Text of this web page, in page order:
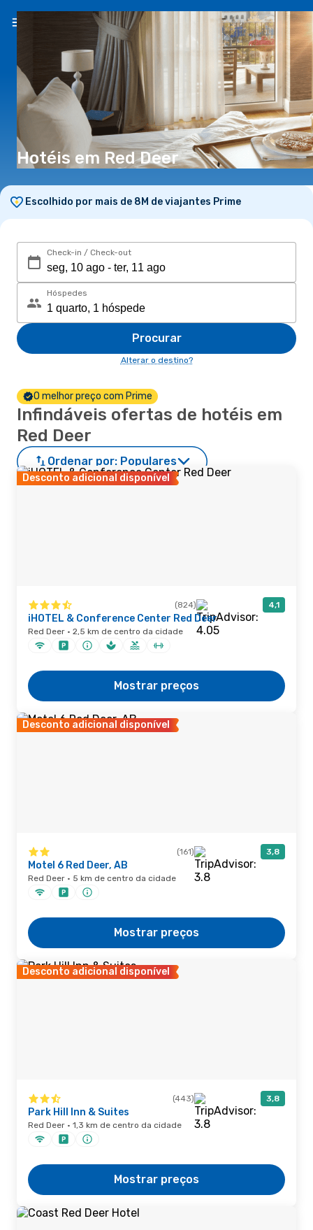
PT(€)
Hotéis em Red Deer
Escolhido por mais de 8M de viajantes Prime
Check-in / Check-out
Hóspedes
Procurar
Alterar o destino?
O melhor preço com Prime
Infindáveis ofertas de hotéis em
Red Deer
Ordenar por: Populares
Desconto adicional disponível
(824) 4,1
iHOTEL & Conference Center Red Deer
Red Deer · 2,5 km de centro da cidade
Mostrar preços
Desconto adicional disponível
(161) 3,8
Motel 6 Red Deer, AB
Red Deer · 5 km de centro da cidade
Mostrar preços
Desconto adicional disponível
(443) 3,8
Park Hill Inn & Suites
Red Deer · 1,3 km de centro da cidade
Mostrar preços